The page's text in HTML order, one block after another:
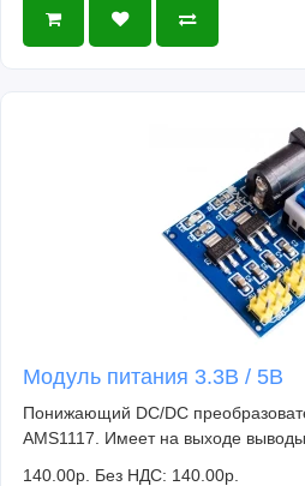
Модуль питания 3.3В / 5В
Понижающий DC/DC
AMS1117. Имеет на выходе
140.00р. Без НДС: 140.00р.